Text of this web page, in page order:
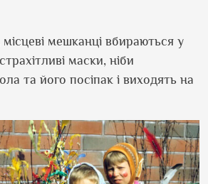
мешканці вбираються у
маски, ніби
та його посіпак і виходять на